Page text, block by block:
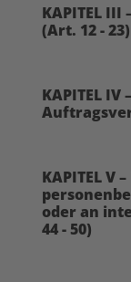
KAPITEL
(Art. 12 - 23)
KAPITEL
KAPITEL V
oder an
44 - 50)